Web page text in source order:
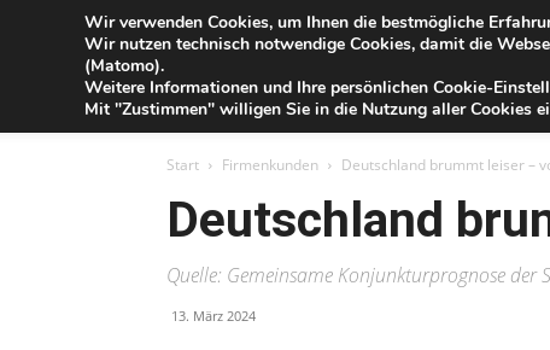
Blog
der
Sparkasse
IHR
Start Firmenkunden Deutschland brummt leiser –
Deutschland
Quelle: Gemeinsame Konjunkturprognose der
13. März 2024
Wir verwenden Cookies, um Ihnen die bestmögliche
Wir nutzen technisch notwendige Cookies, damit die
(Matomo).
Weitere Informationen und Ihre persönlichen Cookie-
Mit "Zustimmen" willigen Sie in die Nutzung aller Cookies